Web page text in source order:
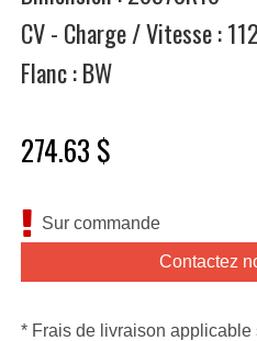
CV - Charge / Vitesse :
Flanc : BW
274.63 $
Sur commande
Contactez
* Frais de livraison applicable